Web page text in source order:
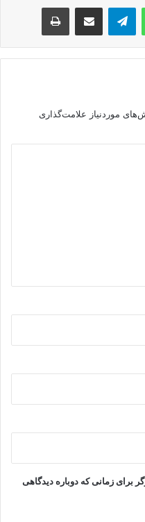
واتس آپ تلگرام اشتراک گذاری با ایمیل چاپ
موردنیاز علامت‌گذاری
برای زمانی که دوباره دیدگاهی